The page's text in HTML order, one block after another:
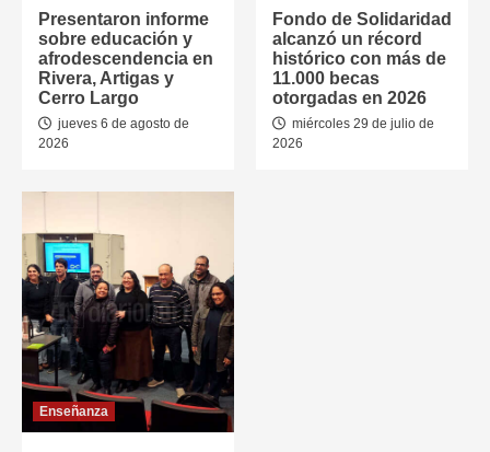
Presentaron informe
sobre educación y
afrodescendencia en
Rivera, Artigas y
Cerro Largo
jueves 6 de agosto de
2026
Fondo de Solidaridad
alcanzó un récord
histórico con más de
11.000 becas
otorgadas en 2026
miércoles 29 de julio de
2026
Enseñanza